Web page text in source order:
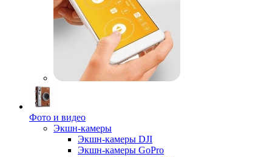
Фото и видео
Экшн-камеры
Экшн-камеры DJI
Экшн-камеры GoPro